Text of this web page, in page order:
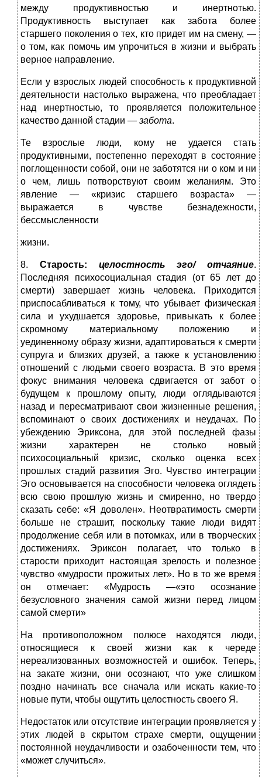
между продуктивностью и инертнотью.
Продуктивность выступает как забота более
старшего поколения о тех, кто придет им на смену, —
о том, как помочь им упрочиться в жизни и выбрать
верное направление.
Если у взрослых людей способность к продуктивной
деятельности настолько выражена, что преобладает
над инертностью, то проявляется положительное
качество данной стадии — забота.
Те взрослые люди, кому не удается стать
продуктивными, постепенно переходят в состояние
поглощенности собой, они не заботятся ни о ком и ни
о чем, лишь потворствуют своим желаниям. Это
явление — «кризис старшего возраста» —
выражается в чувстве безнадежности,
бессмысленности
жизни.
8. Старость: целостность эго/ отчаяние.
Последняя психосоциальная стадия (от 65 лет до
смерти) завершает жизнь человека. Приходится
приспосабливаться к тому, что убывает физическая
сила и ухудшается здоровье, привыкать к более
скромному материальному положению и
уединенному образу жизни, адаптироваться к смерти
супруга и близких друзей, а также к установлению
отношений с людьми своего возраста. В это время
фокус внимания человека сдвигается от забот о
будущем к прошлому опыту, люди оглядываются
назад и пересматривают свои жизненные решения,
вспоминают о своих достижениях и неудачах. По
убеждению Эриксона, для этой последней фазы
жизни характерен не столько новый
психосоциальный кризис, сколько оценка всех
прошлых стадий развития Эго. Чувство интеграции
Эго основывается на способности человека оглядеть
всю свою прошлую жизнь и смиренно, но твердо
сказать себе: «Я доволен». Неотвратимость смерти
больше не страшит, поскольку такие люди видят
продолжение себя или в потомках, или в творческих
достижениях. Эриксон полагает, что только в
старости приходит настоящая зрелость и полезное
чувство «мудрости прожитых лет». Но в то же время
он отмечает: «Мудрость —«это осознание
безусловного значения самой жизни перед лицом
самой смерти»
На противоположном полюсе находятся люди,
относящиеся к своей жизни как к череде
нереализованных возможностей и ошибок. Теперь,
на закате жизни, они осознают, что уже слишком
поздно начинать все сначала или искать какие-то
новые пути, чтобы ощутить целостность своего Я.
Недостаток или отсутствие интеграции проявляется у
этих людей в скрытом страхе смерти, ощущении
постоянной неудачливости и озабоченности тем, что
«может случиться».